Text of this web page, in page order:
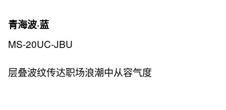
青海波·蓝
MS-20UC-JBU
层叠波纹传达职场浪潮中从容气度